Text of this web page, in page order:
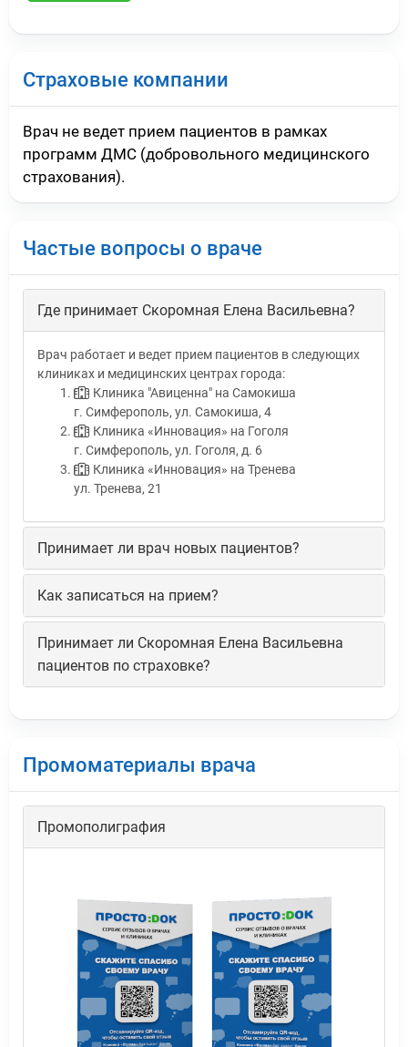
Страховые компании
Врач не ведет прием пациентов в рамках
программ ДМС (добровольного медицинского
страхования).
Частые вопросы о враче
Где принимает Скоромная Елена Васильевна?
Врач работает и ведет прием пациентов в следующих
клиниках и медицинских центрах города:
Клиника "Авиценна" на Самокиша
г. Симферополь, ул. Самокиша, 4
Клиника «Инновация» на Гоголя
г. Симферополь, ул. Гоголя, д. 6
Клиника «Инновация» на Тренева
ул. Тренева, 21
Принимает ли врач новых пациентов?
Как записаться на прием?
Принимает ли Скоромная Елена Васильевна
пациентов по страховке?
Промоматериалы врача
Промополиграфия